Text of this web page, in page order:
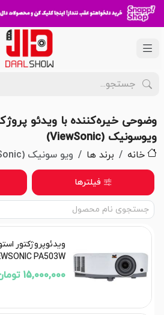
وضوحی خیره‌کننده با ویدئو
ویوسونیک (ViewSonic)
خانه برند ها ویو سونیک (ViewSonic)
فیلترها
ویدئوپروژکتور
PA503W
15,000,000 تومان